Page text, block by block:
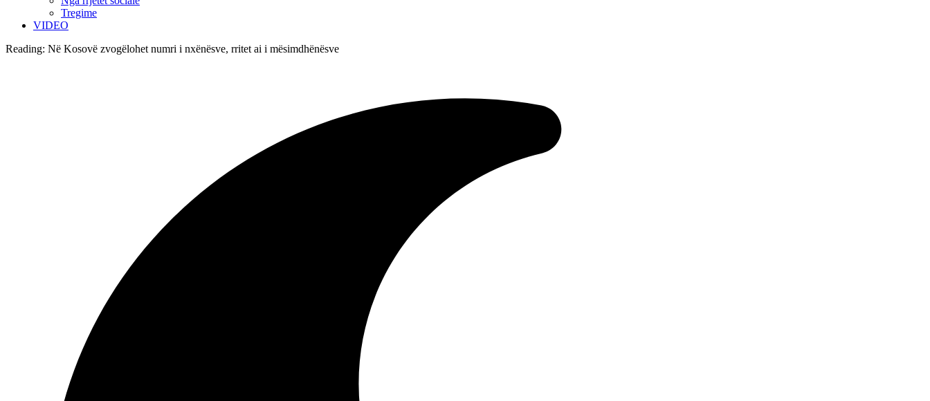
Tregime
VIDEO
Reading: Në Kosovë zvogëlohet numri i nxënësve, rritet ai i mësimdhënësve